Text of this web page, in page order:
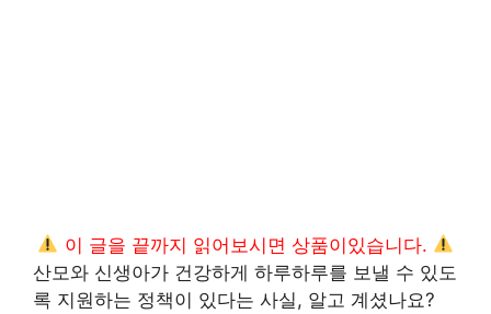
이 글을 끝까지 읽어보시면 상품이있습니다.
산모와 신생아가 건강하게 하루하루를 보낼 수 있도
록 지원하는 정책이 있다는 사실, 알고 계셨나요?